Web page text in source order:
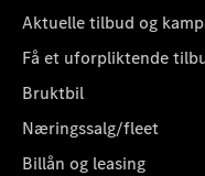
Aktuelle tilbud og
Få et uforpliktende
Bruktbil
Næringssalg/fleet
Billån og leasing